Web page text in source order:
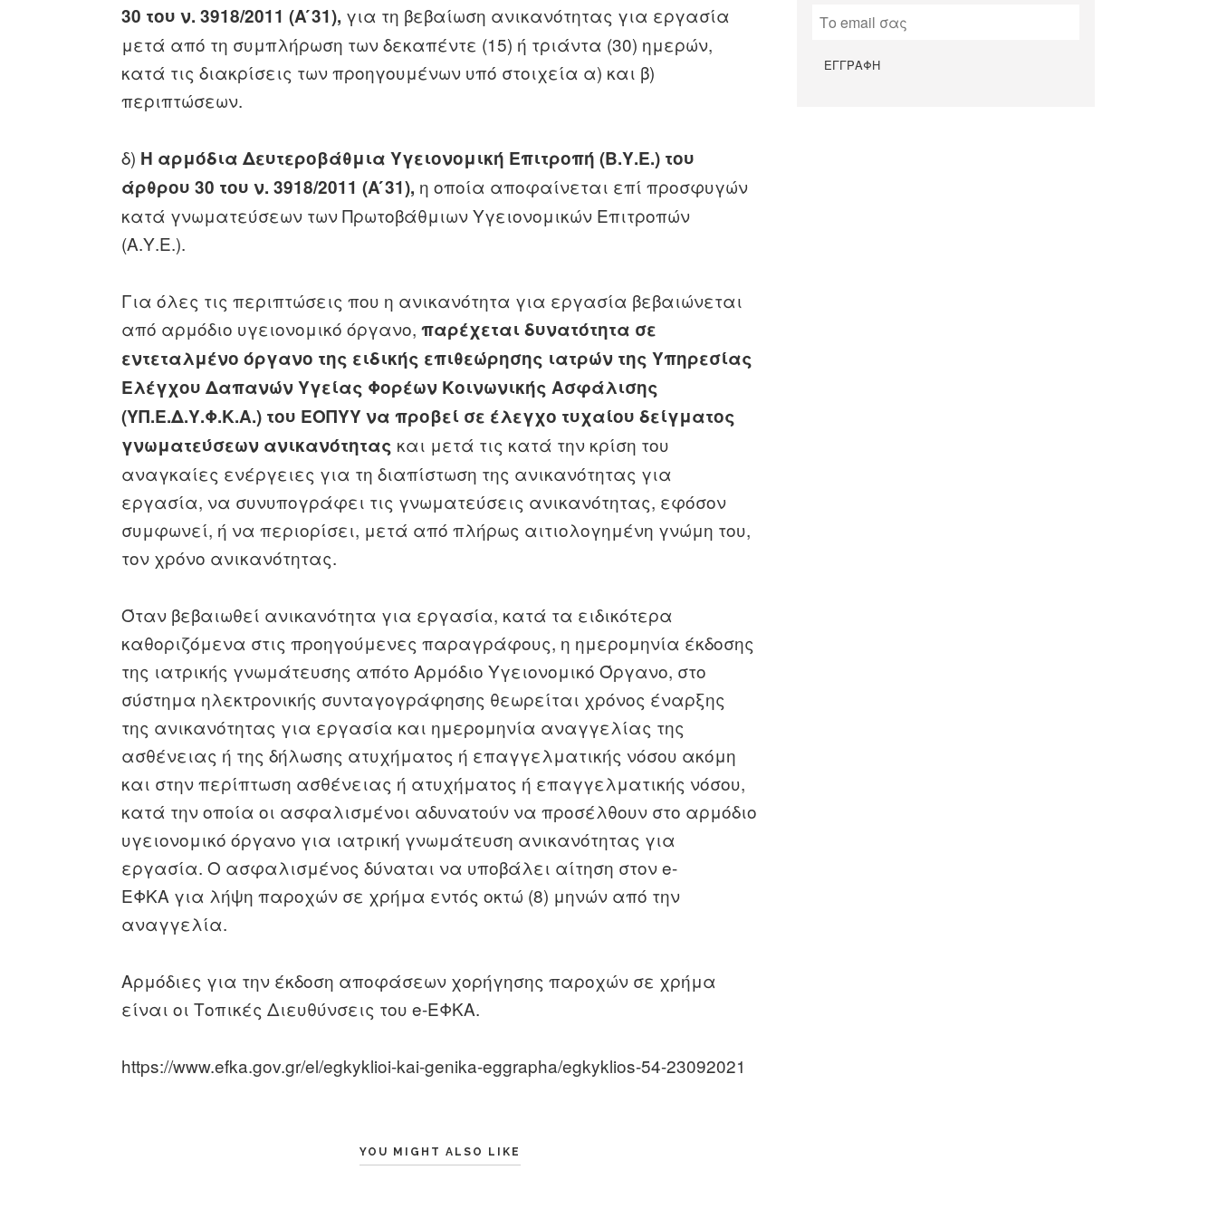
30 του ν. 3918/2011 (Α ́31), για τη βεβαίωση ανικανότητας για εργασία
μετά από τη συμπλήρωση των δεκαπέντε (15) ή τριάντα (30) ημερών,
κατά τις διακρίσεις των προηγουμένων υπό στοιχεία α) και β)
περιπτώσεων.
δ) Η αρμόδια Δευτεροβάθμια Υγειονομική Επιτροπή (Β.Υ.Ε.) του
άρθρου 30 του ν. 3918/2011 (Α ́31), η οποία αποφαίνεται επί προσφυγών
κατά γνωματεύσεων των Πρωτοβάθμιων Υγειονομικών Επιτροπών
(Α.Υ.Ε.).
Για όλες τις περιπτώσεις που η ανικανότητα για εργασία βεβαιώνεται
από αρμόδιο υγειονομικό όργανο,παρέχεται δυνατότητα σε
εντεταλμένο όργανο της ειδικής επιθεώρησης ιατρών της Υπηρεσίας
Ελέγχου Δαπανών Υγείας Φορέων Κοινωνικής Ασφάλισης
(ΥΠ.Ε.Δ.Υ.Φ.Κ.Α.) του ΕΟΠΥΥ να προβεί σε έλεγχο τυχαίου δείγματος
γνωματεύσεων ανικανότητας και μετά τις κατά την κρίση του
αναγκαίες ενέργειες για τη διαπίστωση της ανικανότητας για
εργασία, να συνυπογράφει τις γνωματεύσεις ανικανότητας, εφόσον
συμφωνεί, ή να περιορίσει, μετά από πλήρως αιτιολογημένη γνώμη του,
τον χρόνο ανικανότητας.
Όταν βεβαιωθεί ανικανότητα για εργασία, κατά τα ειδικότερα
καθοριζόμενα στις προηγούμενες παραγράφους, η ημερομηνία έκδοσης
της ιατρικής γνωμάτευσης απότο Αρμόδιο Υγειονομικό Όργανο, στο
σύστημα ηλεκτρονικής συνταγογράφησης θεωρείται χρόνος έναρξης
της ανικανότητας για εργασία και ημερομηνία αναγγελίας της
ασθένειας ή της δήλωσης ατυχήματος ή επαγγελματικής νόσου ακόμη
και στην περίπτωση ασθένειας ή ατυχήματος ή επαγγελματικής νόσου,
κατά την οποία οι ασφαλισμένοι αδυνατούν να προσέλθουν στο αρμόδιο
υγειονομικό όργανο για ιατρική γνωμάτευση ανικανότητας για
εργασία. Ο ασφαλισμένος δύναται να υποβάλει αίτηση στον e-
ΕΦΚΑ για λήψη παροχών σε χρήμα εντός οκτώ (8) μηνών από την
αναγγελία.
Αρμόδιες για την έκδοση αποφάσεων χορήγησης παροχών σε χρήμα
είναι οι Τοπικές Διευθύνσεις του e-ΕΦΚΑ.
https://www.efka.gov.gr/el/egkyklioi-kai-genika-eggrapha/egkyklios-54-23092021
YOU MIGHT ALSO LIKE